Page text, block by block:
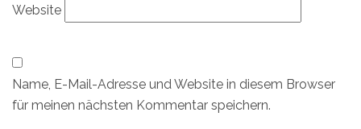
Website
Name, E-Mail-Adresse und Website in diesem Browser
für meinen nächsten Kommentar speichern.